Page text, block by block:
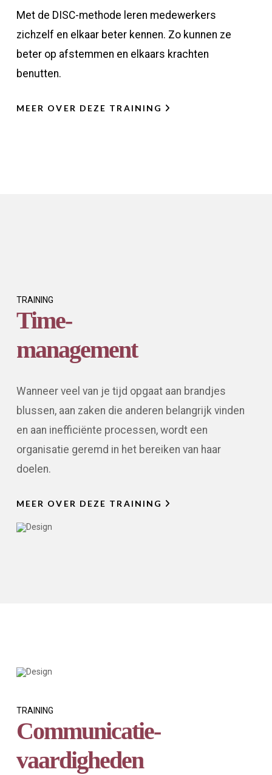
Met de DISC-methode leren medewerkers
zichzelf en elkaar beter kennen. Zo kunnen ze
beter op afstemmen en elkaars krachten
benutten.
MEER OVER DEZE TRAINING
TRAINING
Time-
management
Wanneer veel van je tijd opgaat aan brandjes
blussen, aan zaken die anderen belangrijk vinden
en aan inefficiënte processen, wordt een
organisatie geremd in het bereiken van haar
doelen.
MEER OVER DEZE TRAINING
TRAINING
Communicatie-
vaardigheden